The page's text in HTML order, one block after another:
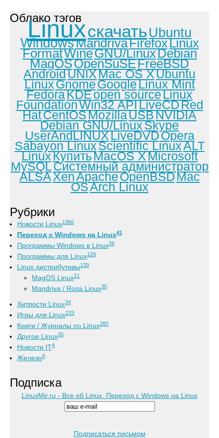
Облако тэгов
Linuxскачать Ubuntu
WindowsMandrivaFirefoxLinux
FormatWineGNU/LinuxDebian
MagOSOpenSuSEFreeBSD
AndroidUNIXMac OS XUbuntu
LinuxGnomeGoogleLinux Mint
FedoraKDEopen sourceLinux
FoundationWin32 APILiveCDRed
HatCentOSMozillaUSBNVIDIA
Debian GNU/LinuxSkype
UserAndLINUXLiveDVDOpera
Sabayon LinuxScientific LinuxALT
LinuxКупитьMacOS XMicrosoft
MySQLСистемный администратор
ALSAXenApacheOpenBSDMac
OSArch Linux
Рубрики
Новости Linux1366
Переход с Windows на Linux41
Программы Windows в Linux28
Программы для Linux129
Linux дистрибутивы139
MagOS Linux21
Mandriva / Rosa Linux35
Хитрости Linux34
Игры для Linux233
Книги / Журналы по Linux282
Другое Linux30
Новости IT4
Железо9
Подписка
LinuxMir.ru - Все об Linux. Переход с Windows на Linux
Подписаться письмом